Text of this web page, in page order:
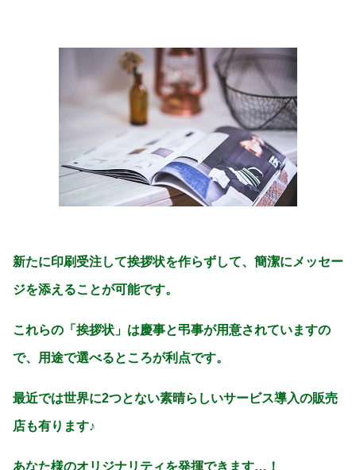
新たに印刷受注して挨拶状を作らずして、簡潔にメッセー
ジを添えることが可能です。
これらの「挨拶状」は慶事と弔事が用意されていますの
で、用途で選べるところが利点です。
最近では世界に2つとない素晴らしいサービス導入の販売
店も有ります♪
あなた様のオリジナリティを発揮できます…！